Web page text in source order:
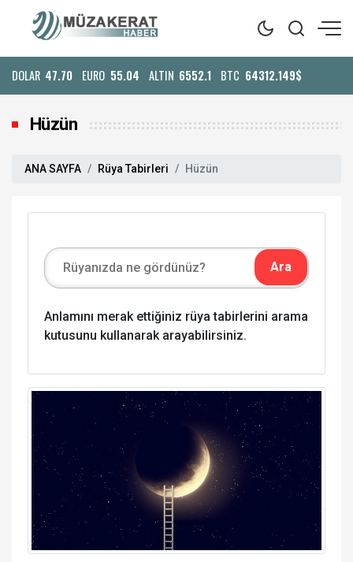
DOLAR 47.70 EURO 55.04 ALTIN 6552.1 BTC 64312.149$
Hüzün
ANA SAYFA Rüya Tabirleri Hüzün
Anlamını merak ettiğiniz rüya tabirlerini arama
kutusunu kullanarak arayabilirsiniz.